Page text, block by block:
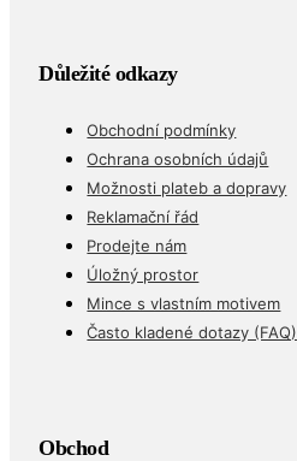
Důležité odkazy
Obchodní podmínky
Ochrana osobních údajů
Možnosti plateb a dopravy
Reklamační řád
Prodejte nám
Úložný prostor
Mince s vlastním motivem
Často kladené dotazy (FAQ)
Obchod